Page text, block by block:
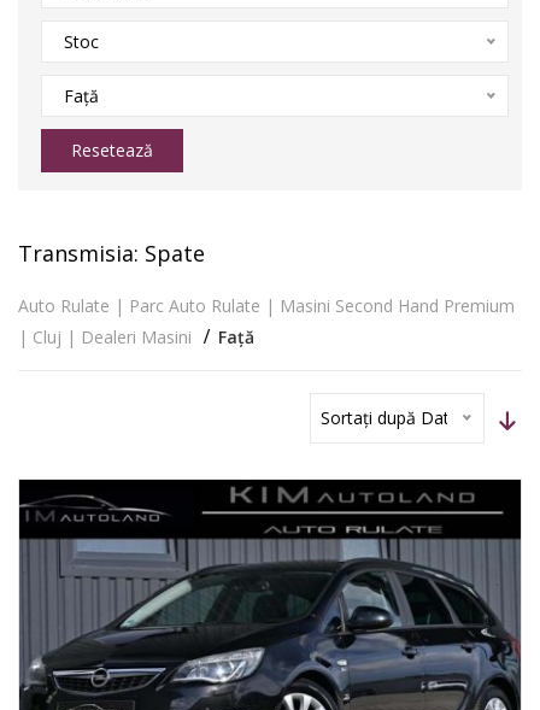
Stoc
Față
Resetează
Transmisia: Spate
Auto Rulate | Parc Auto Rulate | Masini Second Hand Premium
| Cluj | Dealeri Masini
Față
Sortați după Dată